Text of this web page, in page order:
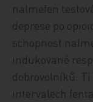
nalmefen
deprese po
schopnost
indukované
dobrovolníků.
intervalech